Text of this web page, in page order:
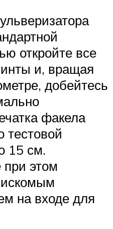
откройте все
и, вращая
добейтесь
факела
тестовой
15 см.
этом
на входе для